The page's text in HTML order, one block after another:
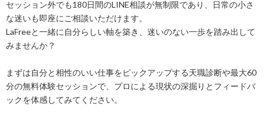
セッション外でも180日間のLINE相談が無制限であり、日常の小さ
な迷いも即座にご相談いただけます。
LaFreeと一緒に自分らしい軸を築き、迷いのない一歩を踏み出して
みませんか？
まずは自分と相性のいい仕事をピックアップする天職診断や最大60
分の無料体験セッションで、プロによる現状の深掘りとフィードバ
ックを体感してみてください。